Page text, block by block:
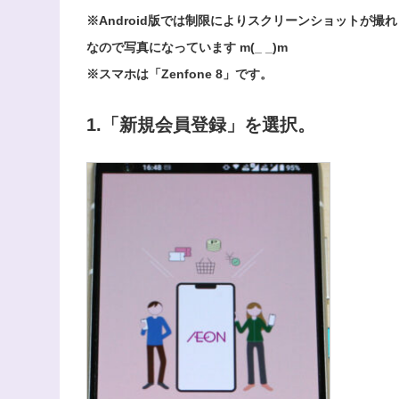
※Android版では制限によりスクリーンショットが撮れ
なので写真になっています m(_ _)m
※スマホは「Zenfone 8」です。
1.「新規会員登録」を選択。